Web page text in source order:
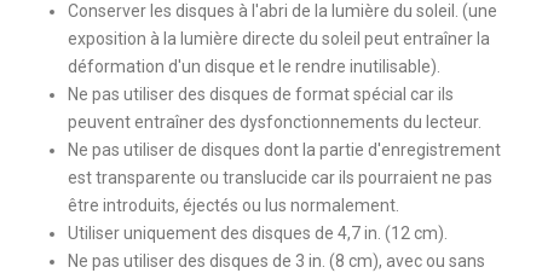
Conserver les disques à l'abri de la lumière du soleil. (une
exposition à la lumière directe du soleil peut entraîner la
déformation d'un disque et le rendre inutilisable).
Ne pas utiliser des disques de format spécial car ils
peuvent entraîner des dysfonctionnements du lecteur.
Ne pas utiliser de disques dont la partie d'enregistrement
est transparente ou translucide car ils pourraient ne pas
être introduits, éjectés ou lus normalement.
Utiliser uniquement des disques de 4,7 in. (12 cm).
Ne pas utiliser des disques de 3 in. (8 cm), avec ou sans